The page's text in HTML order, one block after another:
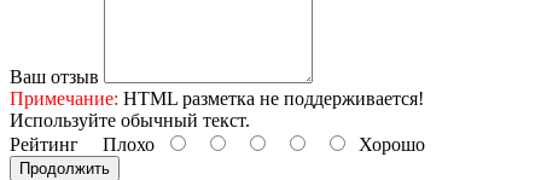
Ваш отзыв
Примечание: HTML разметка не поддерживается!
Используйте обычный текст.
Рейтинг Плохо Хорошо
Продолжить